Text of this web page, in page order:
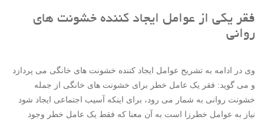
فقر یکی از عوامل ایجاد کننده خشونت های
روانی
وی در ادامه به تشریح عوامل ایجاد کننده خشونت های خانگی می پردازد
و می گوید: فقر یک عامل خطر برای خشونت های خانگی از جمله
خشونت روانی به شمار می رود، برای اینکه آسیب اجتماعی ایجاد شود
نیاز به عوامل خطرزا است به آن معنا که فقط یک عامل خطر وجود